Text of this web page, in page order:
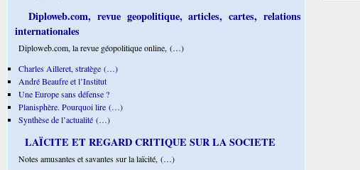
Diploweb.com, revue geopolitique, articles, cartes, relations
internationales
Diploweb.com, la revue géopolitique online, (…)
Charles Ailleret, stratège (…)
André Beaufre et l’Institut
Une Europe sans défense ?
Planisphère. Pourquoi lire (…)
Synthèse de l’actualité (…)
LAÏCITE ET REGARD CRITIQUE SUR LA SOCIETE
Notes amusantes et savantes sur la laïcité, (…)